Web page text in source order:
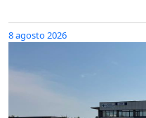
8 agosto 2026